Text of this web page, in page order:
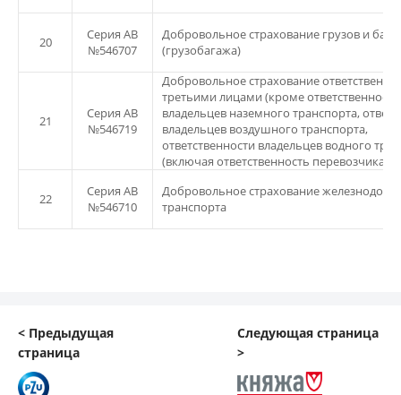
20
Серия АВ
№546707
Добровольное страхование грузов и
(грузобагажа)
21
Серия АВ
№546719
Добровольное страхование
третьими лицами (кроме ответственности
владельцев наземного транспорта,
владельцев воздушного транспорта,
ответственности владельцев водного
(включая ответственность перевозчика))
22
Серия АВ
№546710
Добровольное страхование
транспорта
< Предыдущая
страница
Следующая страница
>